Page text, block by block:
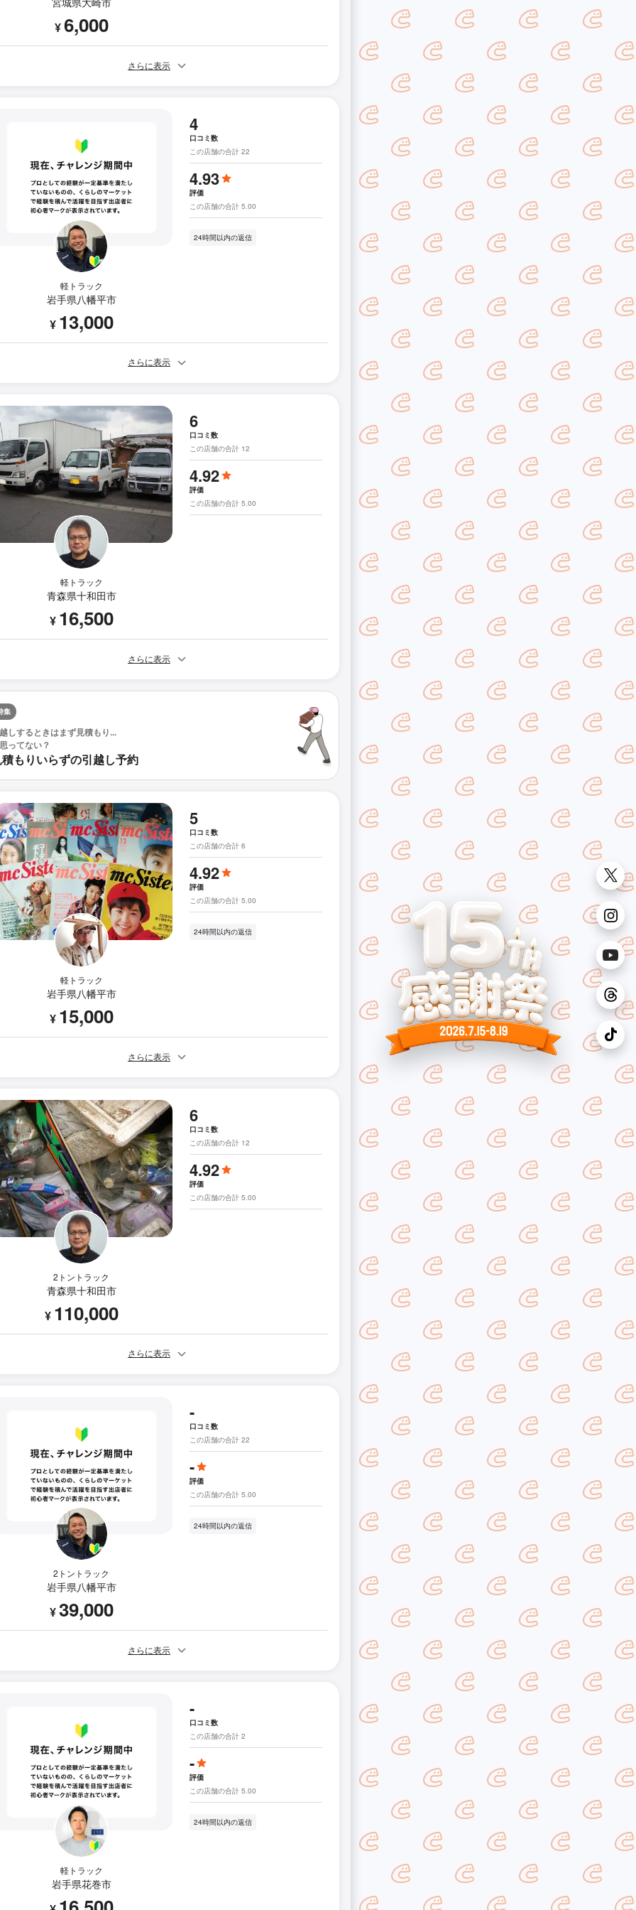
¥6,000
さらに表示
軽トラック
岩手県八幡平市
¥ 13,000
4
口コミ数
この店舗の合計 22
4.93
評価
この店舗の合計 5.00
24時間以内の返信
さらに表示
軽トラック
青森県十和田市
¥ 16,500
6
口コミ数
この店舗の合計 12
4.92
評価
この店舗の合計 5.00
さらに表示
集
しするときはまず見積もり...
ってない？
もりいらずの引越し予約
軽トラック
岩手県八幡平市
¥ 15,000
5
口コミ数
この店舗の合計 6
4.92
評価
この店舗の合計 5.00
24時間以内の返信
さらに表示
2トントラック
青森県十和田市
¥ 110,000
6
口コミ数
この店舗の合計 12
4.92
評価
この店舗の合計 5.00
さらに表示
2トントラック
岩手県八幡平市
¥39,000
-
口コミ数
この店舗の合計 22
-
評価
この店舗の合計 5.00
24時間以内の返信
さらに表示
軽トラック
岩手県花巻市
-
口コミ数
この店舗の合計 2
-
評価
この店舗の合計 5.00
24時間以内の返信